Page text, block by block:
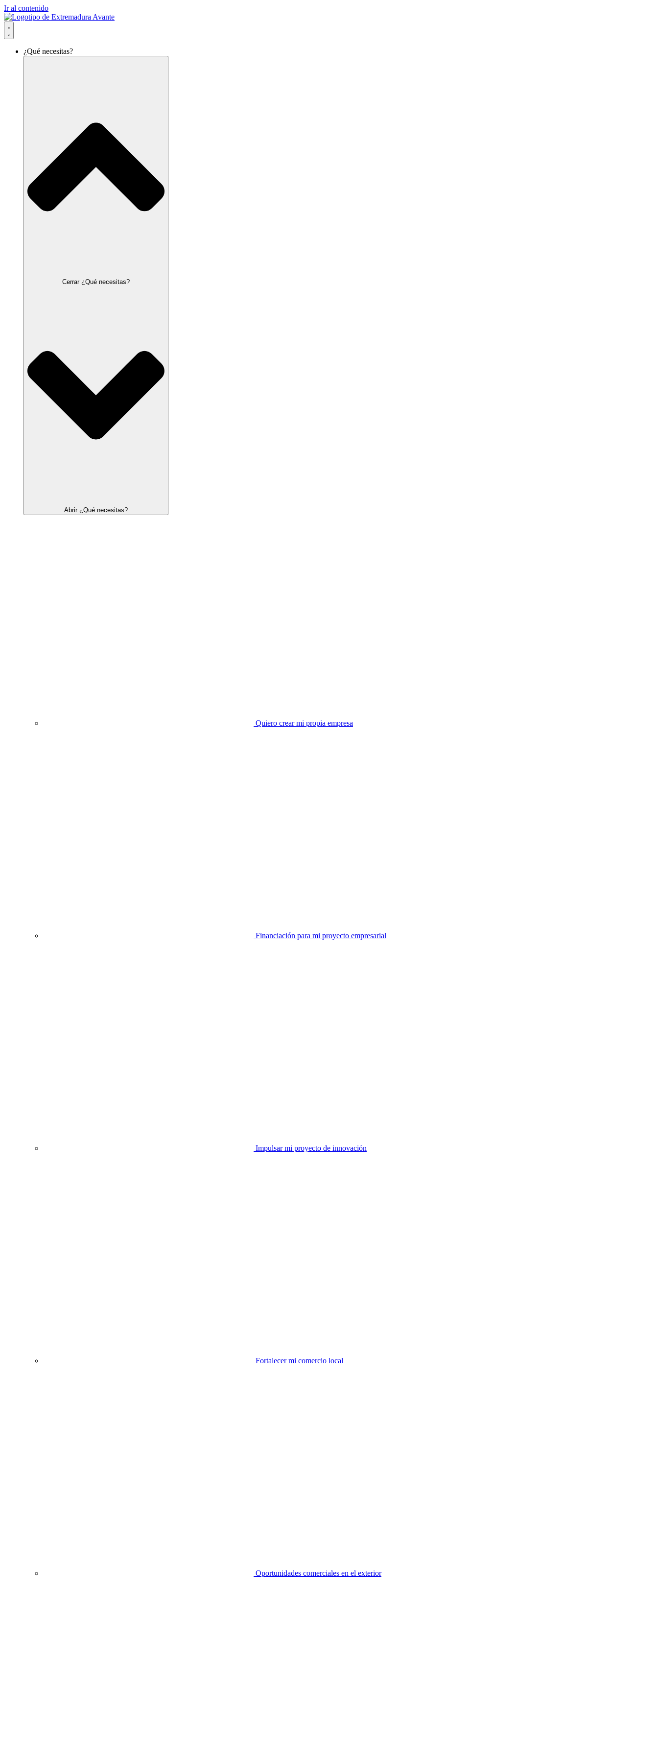
Ir al contenido
¿Qué necesitas?
Cerrar ¿Qué necesitas?
Abrir ¿Qué necesitas?
Quiero crear mi propia empresa
Financiación para mi proyecto empresarial
Impulsar mi proyecto de innovación
Fortalecer mi comercio local
Oportunidades comerciales en el exterior